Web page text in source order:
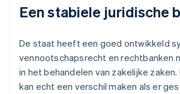
Een stabiele juridische
De staat heeft een goed ontwikkeld
vennootschapsrecht en rechtbanken
in het behandelen van zakelijke
kan echt een verschil maken als er